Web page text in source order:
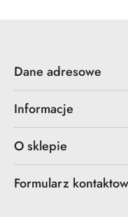
Dane adresowe
Informacje
O sklepie
Formularz